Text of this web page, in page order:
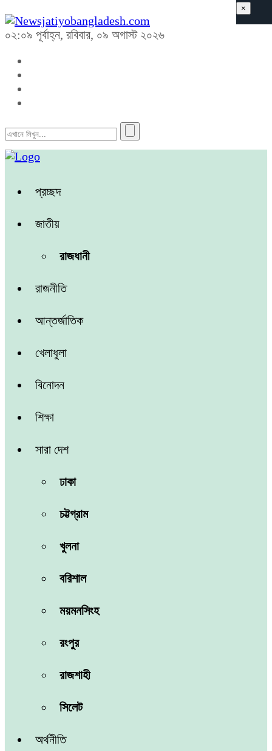
০২:০৯ পূর্বাহ্ন, রবিবার, ০৯ অগাস্ট ২০২৬
প্রচ্ছদ
জাতীয়
রাজধানী
রাজনীতি
আন্তর্জাতিক
খেলাধুলা
বিনোদন
শিক্ষা
সারা দেশ
ঢাকা
চট্টগ্রাম
খুলনা
বরিশাল
ময়মনসিংহ
রংপুর
রাজশাহী
সিলেট
অর্থনীতি
×